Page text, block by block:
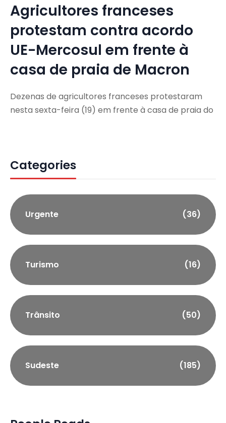
Agricultores franceses
protestam contra acordo
UE-Mercosul em frente à
casa de praia de Macron
Dezenas de agricultores franceses protestaram
nesta sexta-feira (19) em frente à casa de praia do
Categories
Urgente (36)
Turismo (16)
Trânsito (50)
Sudeste (185)